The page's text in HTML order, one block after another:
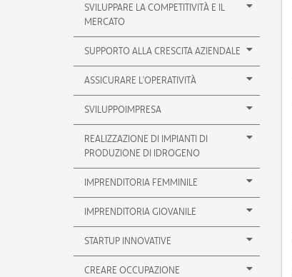
SVILUPPARE LA COMPETITIVITÀ E IL
MERCATO
SUPPORTO ALLA CRESCITA AZIENDALE
ASSICURARE L'OPERATIVITÀ
SVILUPPOIMPRESA
REALIZZAZIONE DI IMPIANTI DI
PRODUZIONE DI IDROGENO
IMPRENDITORIA FEMMINILE
IMPRENDITORIA GIOVANILE
STARTUP INNOVATIVE
CREARE OCCUPAZIONE